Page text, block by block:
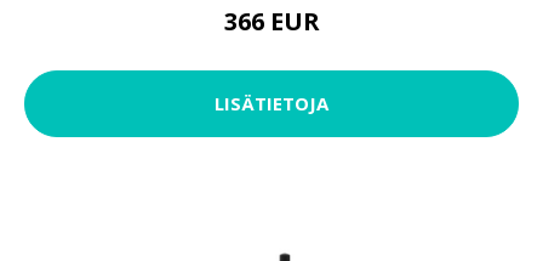
366 EUR
LISÄTIETOJA